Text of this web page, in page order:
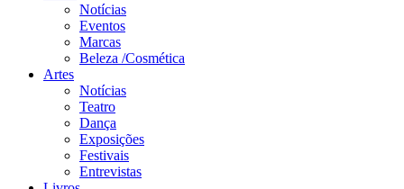
Notícias
Eventos
Marcas
Beleza /Cosmética
Artes
Notícias
Teatro
Dança
Exposições
Festivais
Entrevistas